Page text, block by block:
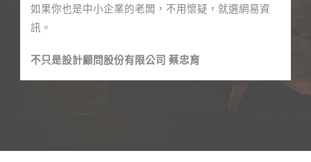
如果你也是中小企業的老闆，不用懷疑，就選網易資
訊。
不只是設計顧問股份有限公司 蔡忠育